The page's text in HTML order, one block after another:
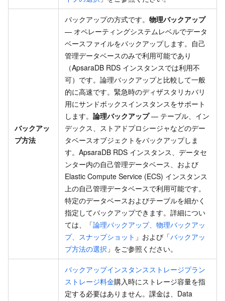
バックアッ
プ方法
バックアップの方式です。 物理バックアップ
— オペレーティングシステムレベルでデータ
ベースファイルをバックアップします。自己
管理データベースのみで利用可能であり
（ApsaraDB RDS インスタンスでは利用不
可）です。論理バックアップと比較して一般
的に高速です。緊急時のディザスタリカバリ
用にサンドボックスインスタンスをサポート
します。 論理バックアップ— テーブル、イン
デックス、ストアドプロシージャなどのデー
タベースオブジェクトをバックアップしま
す。ApsaraDB RDS インスタンス、データセ
ンター内の自己管理データベース、および
Elastic Compute Service (ECS) インスタンス
上の自己管理データベースで利用可能です。
特定のデータベースおよびテーブルを細かく
指定してバックアップできます。詳細につい
ては、「論理バックアップ、物理バックアッ
プ、スナップショット 」および「バックアッ
プ方法の選択 」をご参照ください。
バックアップインスタンスストレージプラン
ストレージ料金購入時にストレージ容量を指
定する必要はありません。課金は、Data